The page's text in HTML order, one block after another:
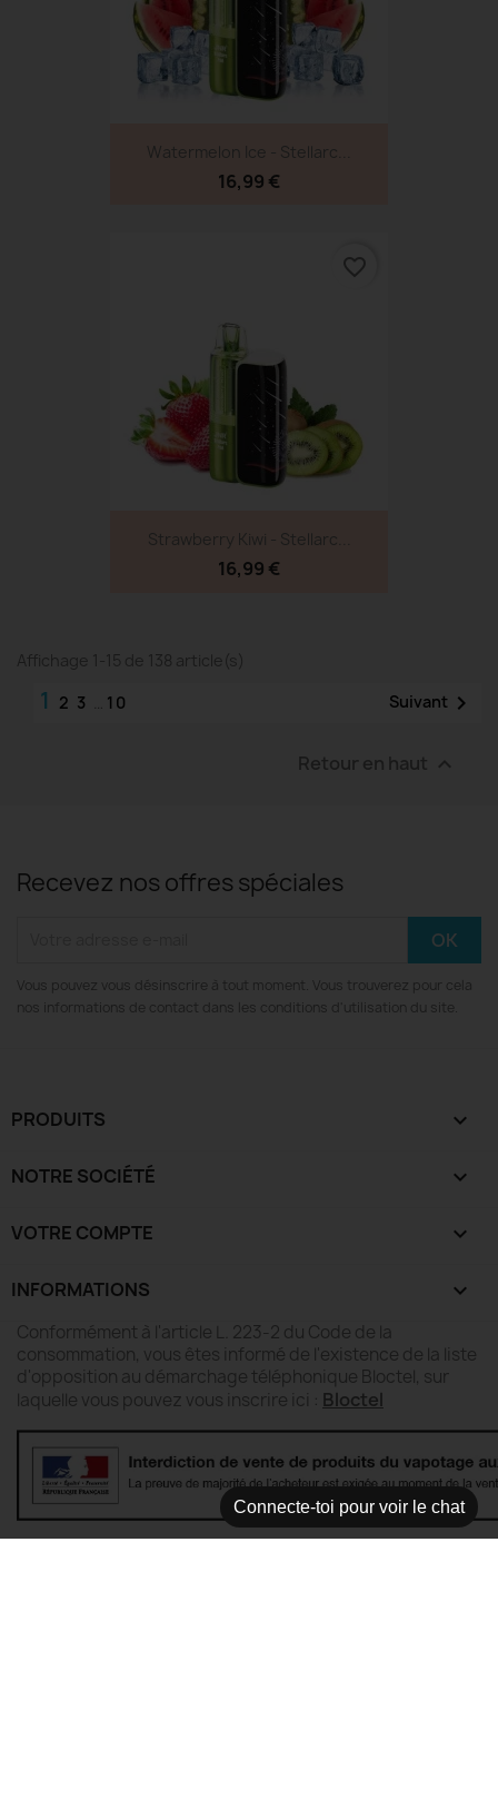
Watermelon Ice - Stellarc...
16,99 €
Strawberry Kiwi - Stellarc...
16,99 €
favorite_border
Affichage 1-15 de 138 article(s)
1 2 3 10 Suivant 
Retour en haut 
Connecte-toi pour voir le chat
Recevez nos offres spéciales
Vous pouvez vous désinscrire à tout moment. Vous trouverez pour cela
nos informations de contact dans les conditions d'utilisation du site.
PRODUITS 
NOTRE SOCIÉTÉ 
VOTRE COMPTE 
INFORMATIONS keyboard_arrow_down
Conformément à l'article L. 223-2 du Code de la
consommation, vous êtes informé de l'existence de la liste
d'opposition au démarchage téléphonique Bloctel, sur
laquelle vous pouvez vous inscrire ici : Bloctel